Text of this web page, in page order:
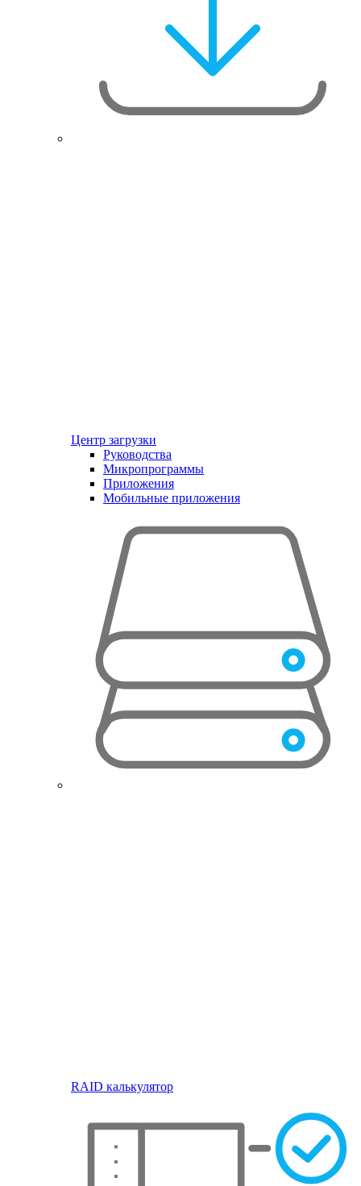
Центр загрузки
Руководства
Микропрограммы
Приложения
Мобильные приложения
RAID калькулятор